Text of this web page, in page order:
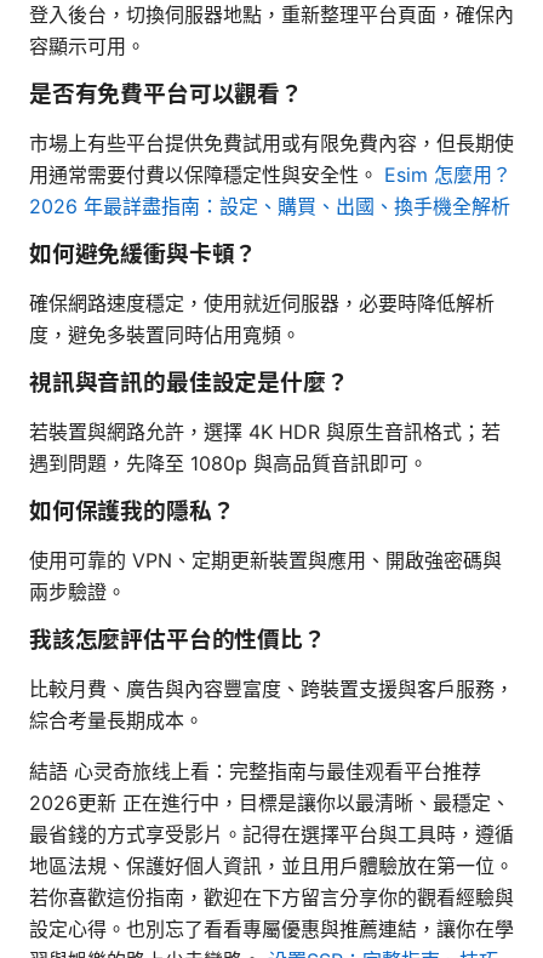
登入後台，切換伺服器地點，重新整理平台頁面，確保內
容顯示可用。
是否有免費平台可以觀看？
市場上有些平台提供免費試用或有限免費內容，但長期使
用通常需要付費以保障穩定性與安全性。 Esim 怎麼用？
2026 年最詳盡指南：設定、購買、出國、換手機全解析
如何避免緩衝與卡頓？
確保網路速度穩定，使用就近伺服器，必要時降低解析
度，避免多裝置同時佔用寬頻。
視訊與音訊的最佳設定是什麼？
若裝置與網路允許，選擇 4K HDR 與原生音訊格式；若
遇到問題，先降至 1080p 與高品質音訊即可。
如何保護我的隱私？
使用可靠的 VPN、定期更新裝置與應用、開啟強密碼與
兩步驗證。
我該怎麼評估平台的性價比？
比較月費、廣告與內容豐富度、跨裝置支援與客戶服務，
綜合考量長期成本。
結語 心灵奇旅线上看：完整指南与最佳观看平台推荐
2026更新 正在進行中，目標是讓你以最清晰、最穩定、
最省錢的方式享受影片。記得在選擇平台與工具時，遵循
地區法規、保護好個人資訊，並且用戶體驗放在第一位。
若你喜歡這份指南，歡迎在下方留言分享你的觀看經驗與
設定心得。也別忘了看看專屬優惠與推薦連結，讓你在學